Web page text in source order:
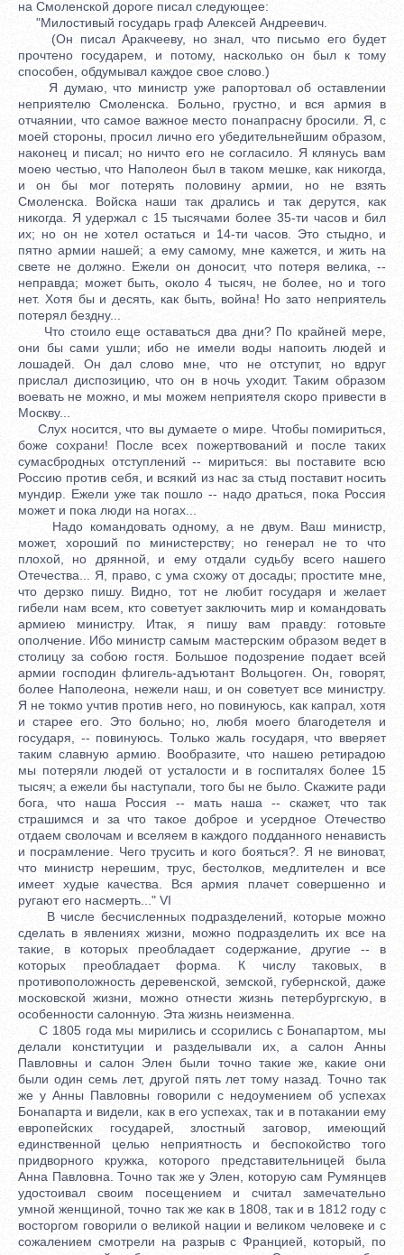
на Смоленской дороге писал следующее:
"Милостивый государь граф Алексей Андреевич.
(Он писал Аракчееву, но знал, что письмо его будет
прочтено государем, и потому, насколько он был к тому
способен, обдумывал каждое свое слово.)
Я думаю, что министр уже рапортовал об оставлении
неприятелю Смоленска. Больно, грустно, и вся армия в
отчаянии, что самое важное место понапрасну бросили. Я, с
моей стороны, просил лично его убедительнейшим образом,
наконец и писал; но ничто его не согласило. Я клянусь вам
моею честью, что Наполеон был в таком мешке, как никогда,
и он бы мог потерять половину армии, но не взять
Смоленска. Войска наши так дрались и так дерутся, как
никогда. Я удержал с 15 тысячами более 35-ти часов и бил
их; но он не хотел остаться и 14-ти часов. Это стыдно, и
пятно армии нашей; а ему самому, мне кажется, и жить на
свете не должно. Ежели он доносит, что потеря велика, --
неправда; может быть, около 4 тысяч, не более, но и того
нет. Хотя бы и десять, как быть, война! Но зато неприятель
потерял бездну...
Что стоило еще оставаться два дни? По крайней мере,
они бы сами ушли; ибо не имели воды напоить людей и
лошадей. Он дал слово мне, что не отступит, но вдруг
прислал диспозицию, что он в ночь уходит. Таким образом
воевать не можно, и мы можем неприятеля скоро привести в
Москву...
Слух носится, что вы думаете о мире. Чтобы помириться,
боже сохрани! После всех пожертвований и после таких
сумасбродных отступлений -- мириться: вы поставите всю
Россию против себя, и всякий из нас за стыд поставит носить
мундир. Ежели уже так пошло -- надо драться, пока Россия
может и пока люди на ногах...
Надо командовать одному, а не двум. Ваш министр,
может, хороший по министерству; но генерал не то что
плохой, но дрянной, и ему отдали судьбу всего нашего
Отечества... Я, право, с ума схожу от досады; простите мне,
что дерзко пишу. Видно, тот не любит государя и желает
гибели нам всем, кто советует заключить мир и командовать
армиею министру. Итак, я пишу вам правду: готовьте
ополчение. Ибо министр самым мастерским образом ведет в
столицу за собою гостя. Большое подозрение подает всей
армии господин флигель-адъютант Вольцоген. Он, говорят,
более Наполеона, нежели наш, и он советует все министру.
Я не токмо учтив против него, но повинуюсь, как капрал, хотя
и старее его. Это больно; но, любя моего благодетеля и
государя, -- повинуюсь. Только жаль государя, что вверяет
таким славную армию. Вообразите, что нашею ретирадою
мы потеряли людей от усталости и в госпиталях более 15
тысяч; а ежели бы наступали, того бы не было. Скажите ради
бога, что наша Россия -- мать наша -- скажет, что так
страшимся и за что такое доброе и усердное Отечество
отдаем сволочам и вселяем в каждого подданного ненависть
и посрамление. Чего трусить и кого бояться?. Я не виноват,
что министр нерешим, трус, бестолков, медлителен и все
имеет худые качества. Вся армия плачет совершенно и
ругают его насмерть..." VI
В числе бесчисленных подразделений, которые можно
сделать в явлениях жизни, можно подразделить их все на
такие, в которых преобладает содержание, другие -- в
которых преобладает форма. К числу таковых, в
противоположность деревенской, земской, губернской, даже
московской жизни, можно отнести жизнь петербургскую, в
особенности салонную. Эта жизнь неизменна.
С 1805 года мы мирились и ссорились с Бонапартом, мы
делали конституции и разделывали их, а салон Анны
Павловны и салон Элен были точно такие же, какие они
были один семь лет, другой пять лет тому назад. Точно так
же у Анны Павловны говорили с недоумением об успехах
Бонапарта и видели, как в его успехах, так и в потакании ему
европейских государей, злостный заговор, имеющий
единственной целью неприятность и беспокойство того
придворного кружка, которого представительницей была
Анна Павловна. Точно так же у Элен, которую сам Румянцев
удостоивал своим посещением и считал замечательно
умной женщиной, точно так же как в 1808, так и в 1812 году с
восторгом говорили о великой нации и великом человеке и с
сожалением смотрели на разрыв с Францией, который, по